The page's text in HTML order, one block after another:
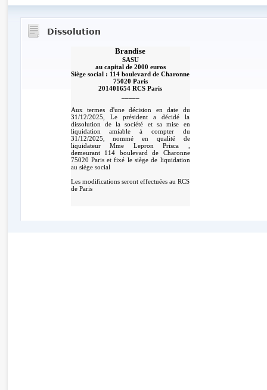
Dissolution
Brandise
SASU
au capital de 2000 euros
Siège social : 114 boulevard de Charonne
75020 Paris
201401654 RCS Paris
Aux termes d'une décision en date du
31/12/2025, Le président a décidé la
dissolution de la société et sa mise en
liquidation amiable à compter du
31/12/2025, nommé en qualité de
liquidateur Mme Lepron Prisca ,
demeurant 114 boulevard de Charonne
75020 Paris et fixé le siège de liquidation
au siège social
Les modifications seront effectuées au RCS
de Paris